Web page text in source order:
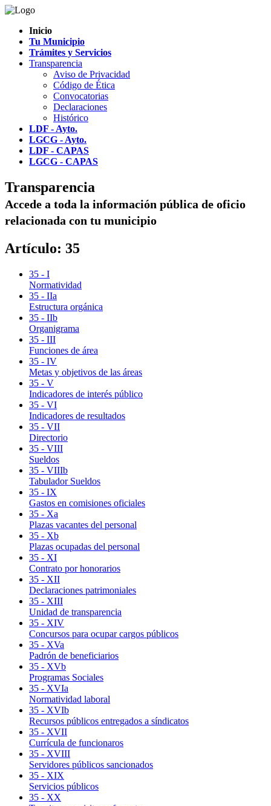
Inicio
Tu Municipio
Trámites y Servicios
Transparencia
Aviso de Privacidad
Código de Ética
Convocatorias
Declaraciones
Histórico
LDF - Ayto.
LGCG - Ayto.
LDF - CAPAS
LGCG - CAPAS
Transparencia
Accede a toda la información pública de oficio
relacionada con tu municipio
Artículo: 35
35 - I
Normatividad
35 - IIa
Estructura orgánica
35 - IIb
Organigrama
35 - III
Funciones de área
35 - IV
Metas y objetivos de las áreas
35 - V
Indicadores de interés público
35 - VI
Indicadores de resultados
35 - VII
Directorio
35 - VIII
Sueldos
35 - VIIIb
Tabulador Sueldos
35 - IX
Gastos en comisiones oficiales
35 - Xa
Plazas vacantes del personal
35 - Xb
Plazas ocupadas del personal
35 - XI
Contrato por honorarios
35 - XII
Declaraciones patrimoniales
35 - XIII
Unidad de transparencia
35 - XIV
Concursos para ocupar cargos públicos
35 - XVa
Padrón de beneficiarios
35 - XVb
Programas Sociales
35 - XVIa
Normatividad laboral
35 - XVIb
Recursos públicos entregados a síndicatos
35 - XVII
Currícula de funcionaros
35 - XVIII
Servidores públicos sancionados
35 - XIX
Servicios públicos
35 - XX